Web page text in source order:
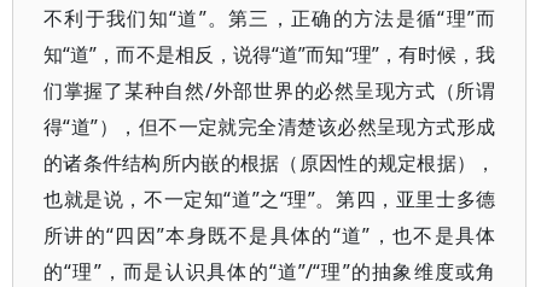
不利于我们知“道”。第三，正确的方法是循“理”而
知“道”，而不是相反，说得“道”而知“理”，有时候，我
们掌握了某种自然/外部世界的必然呈现方式（所谓
得“道”），但不一定就完全清楚该必然呈现方式形成
的诸条件结构所内嵌的根据（原因性的规定根据），
也就是说，不一定知“道”之“理”。第四，亚里士多德
所讲的“四因”本身既不是具体的“道”，也不是具体
的“理”，而是认识具体的“道”/“理”的抽象维度或角